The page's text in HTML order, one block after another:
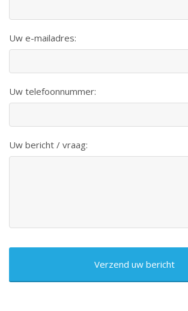
Uw e-mailadres:
Uw telefoonnummer:
Uw bericht / vraag: